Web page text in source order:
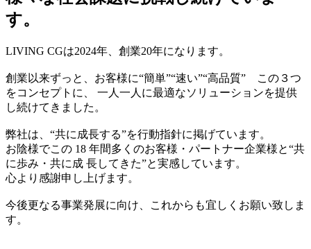
す。
LIVING CGは2024年、創業20年になります。
創業以来ずっと、お客様に“簡単”“速い”“高品質” この３つ
をコンセプトに、 一人一人に最適なソリューションを提供
し続けてきました。
弊社は、“共に成長する”を行動指針に掲げています。
お陰様でこの 18 年間多くのお客様・パートナー企業様と“共
に歩み・共に成 長してきた”と実感しています。
心より感謝申し上げます。
今後更なる事業発展に向け、これからも宜しくお願い致しま
す。